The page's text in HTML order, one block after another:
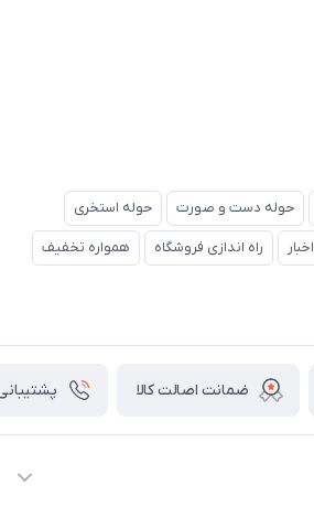
حوله دست و صورت حوله استخری
اخبار راه اندازی فروشگاه همواره تخفیف
ضمانت اصالت کالا پشتیبانی ۲۴